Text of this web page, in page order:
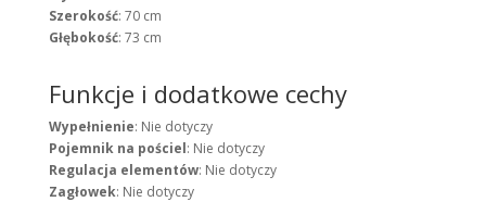
Szerokość: 70 cm
Głębokość: 73 cm
Funkcje i dodatkowe cechy
Wypełnienie: Nie dotyczy
Pojemnik na pościel: Nie dotyczy
Regulacja elementów: Nie dotyczy
Zagłowek: Nie dotyczy